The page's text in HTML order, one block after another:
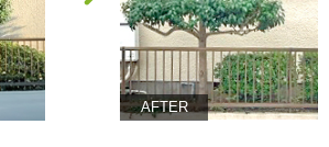
AFTER